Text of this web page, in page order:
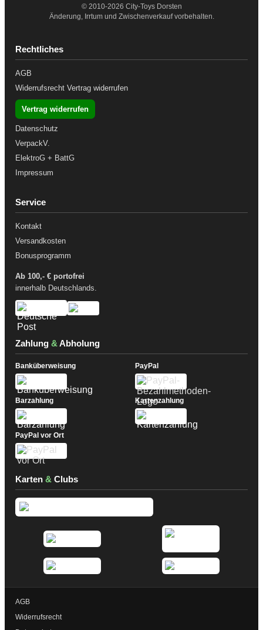
© 2010-2026 City-Toys Dorsten
Änderung, Irrtum und Zwischenverkauf vorbehalten.
Rechtliches
AGB
Widerrufsrecht Vertrag widerrufen
Vertrag widerrufen
Datenschutz
VerpackV.
ElektroG + BattG
Impressum
Service
Kontakt
Versandkosten
Bonusprogramm
Ab 100,- € portofrei
innerhalb Deutschlands.
Zahlung &Abholung
Banküberweisung PayPal
Barzahlung Kartenzahlung
PayPal vor Ort
Karten & Clubs
AGB
Widerrufsrecht